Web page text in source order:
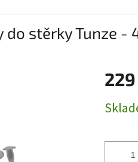
stěrky Tunze -
cena: